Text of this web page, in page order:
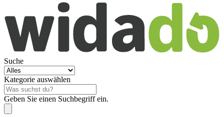
Suche
Kategorie auswählen
Geben Sie einen Suchbegriff ein.